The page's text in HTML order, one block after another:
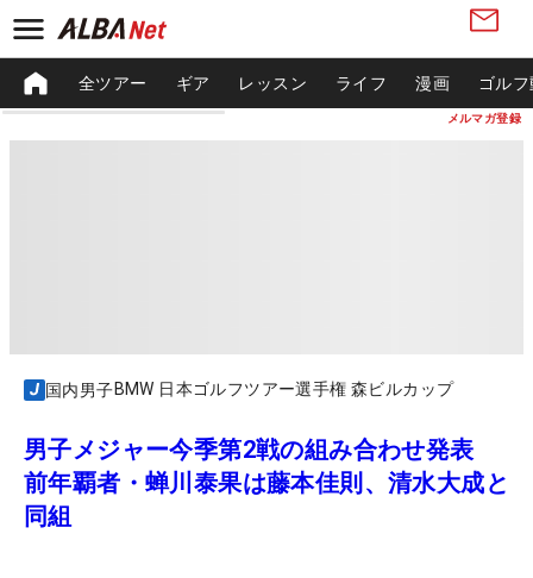
メルマガ登録
全ツアー ギア レッスン ライフ 漫画 ゴル
国内男子BMW 日本ゴルフツアー選手権 森ビルカップ
男子メジャー今季第2戦の組み合わせ発表
前年覇者・蝉川泰果は藤本佳則、清水大成と
同組